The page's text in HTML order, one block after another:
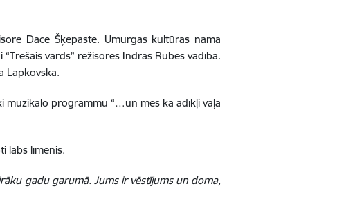
Dace Šķepaste. Umurgas kultūras nama
vārds” režisores Indras Rubes vadībā.
Lapkovska.
muzikālo programmu “…un mēs kā adīkļi vaļā
labs līmenis.
gadu garumā. Jums ir vēstījums un doma,